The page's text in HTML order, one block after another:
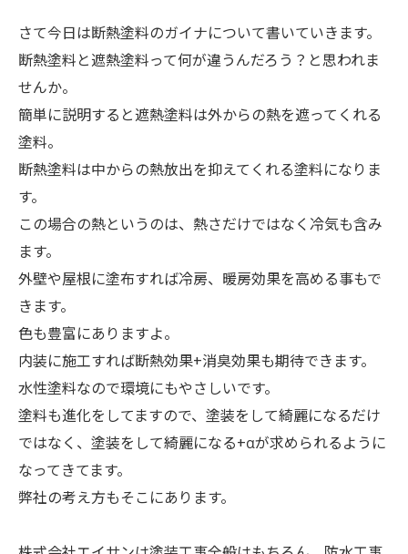
さて今日は断熱塗料のガイナについて書いていきます。
断熱塗料と遮熱塗料って何が違うんだろう？と思われま
せんか。
簡単に説明すると遮熱塗料は外からの熱を遮ってくれる
塗料。
断熱塗料は中からの熱放出を抑えてくれる塗料になりま
す。
この場合の熱というのは、熱さだけではなく冷気も含み
ます。
外壁や屋根に塗布すれば冷房、暖房効果を高める事もで
きます。
色も豊富にありますよ。
内装に施工すれば断熱効果+消臭効果も期待できます。
水性塗料なので環境にもやさしいです。
塗料も進化をしてますので、塗装をして綺麗になるだけ
ではなく、塗装をして綺麗になる+αが求められるように
なってきてます。
弊社の考え方もそこにあります。